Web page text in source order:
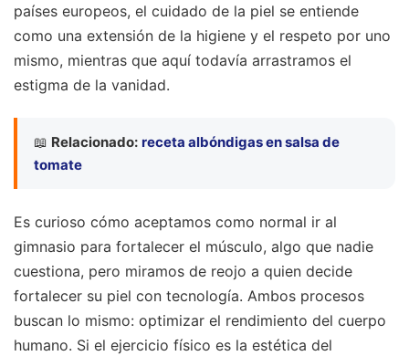
países europeos, el cuidado de la piel se entiende
como una extensión de la higiene y el respeto por uno
mismo, mientras que aquí todavía arrastramos el
estigma de la vanidad.
📖 Relacionado: receta albóndigas en salsa de
tomate
Es curioso cómo aceptamos como normal ir al
gimnasio para fortalecer el músculo, algo que nadie
cuestiona, pero miramos de reojo a quien decide
fortalecer su piel con tecnología. Ambos procesos
buscan lo mismo: optimizar el rendimiento del cuerpo
humano. Si el ejercicio físico es la estética del